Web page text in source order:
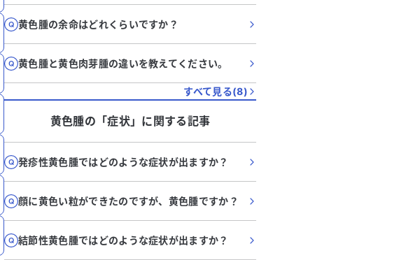
黄色腫の余命はどれくらいですか？
黄色腫と黄色肉芽腫の違いを教えてください。
すべて見る(8)
黄色腫の「症状」に関する記事
発疹性黄色腫ではどのような症状が出ますか？
顔に黄色い粒ができたのですが、黄色腫ですか？
結節性黄色腫ではどのような症状が出ますか？